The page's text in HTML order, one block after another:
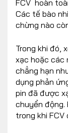
FCV hoàn
Các tế bào
chừng nào
Trong khi đó,
xạc hoặc các
chẳng hạn
dụng phản
pin đã được
chuyển động.
trong khi